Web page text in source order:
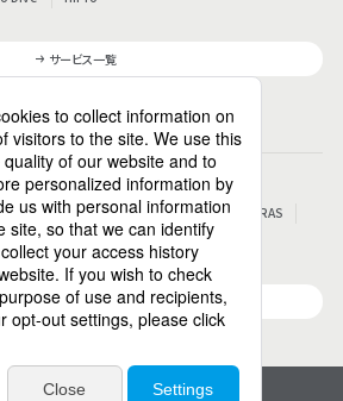
サービス一覧
コンサルティング HITO-Manager
MITERAS
StepBase
サービス一覧